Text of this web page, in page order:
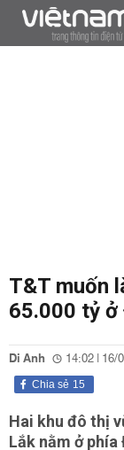
T&T muốn
65.000 tỷ
Di Anh 14:02 | 16/
15
Chia sẻ
Hai khu đô thị
Lắk nằm ở